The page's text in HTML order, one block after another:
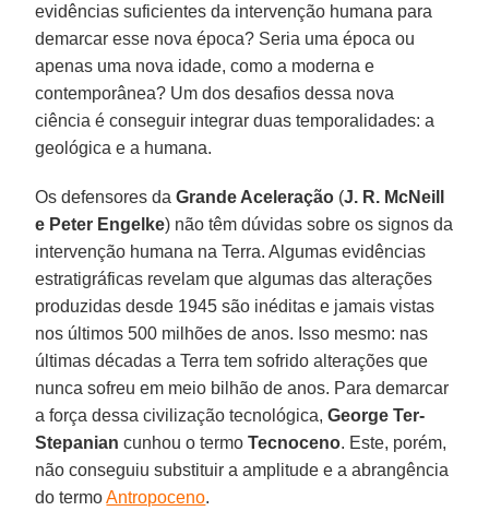
evidências suficientes da intervenção humana para
demarcar esse nova época? Seria uma época ou
apenas uma nova idade, como a moderna e
contemporânea? Um dos desafios dessa nova
ciência é conseguir integrar duas temporalidades: a
geológica e a humana.
Os defensores daGrande Aceleração (J. R. McNeill
e Peter Engelke) não têm dúvidas sobre os signos da
intervenção humana na Terra. Algumas evidências
estratigráficas revelam que algumas das alterações
produzidas desde 1945 são inéditas e jamais vistas
nos últimos 500 milhões de anos. Isso mesmo: nas
últimas décadas a Terra tem sofrido alterações que
nunca sofreu em meio bilhão de anos. Para demarcar
a força dessa civilização tecnológica,George Ter-
Stepanian cunhou o termoTecnoceno. Este, porém,
não conseguiu substituir a amplitude e a abrangência
do termoAntropoceno.